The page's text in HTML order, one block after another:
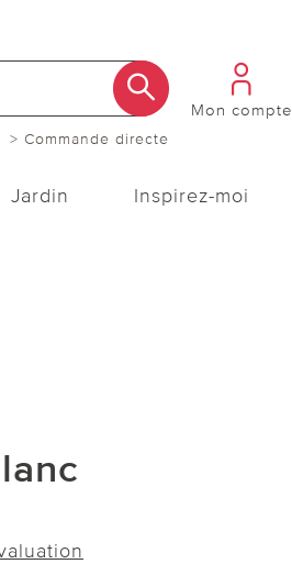
> Commande directe
Mon compte
Jardin Inspirez-moi